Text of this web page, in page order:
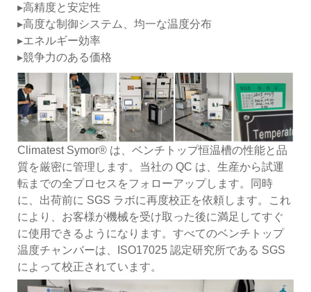
▸高精度と安定性
▸高度な制御システム、均一な温度分布
▸エネルギー効率
▸競争力のある価格
Climatest Symor® は、ベンチトップ恒温槽の性能と品
質を厳密に管理します。当社の QC は、生産から試運
転までの全プロセスをフォローアップします。同時
に、出荷前に SGS ラボに再度校正を依頼します。これ
により、お客様が機械を受け取った後に満足してすぐ
に使用できるようになります。すべてのベンチトップ
温度チャンバーは、ISO17025 認定研究所である SGS
によって校正されています。